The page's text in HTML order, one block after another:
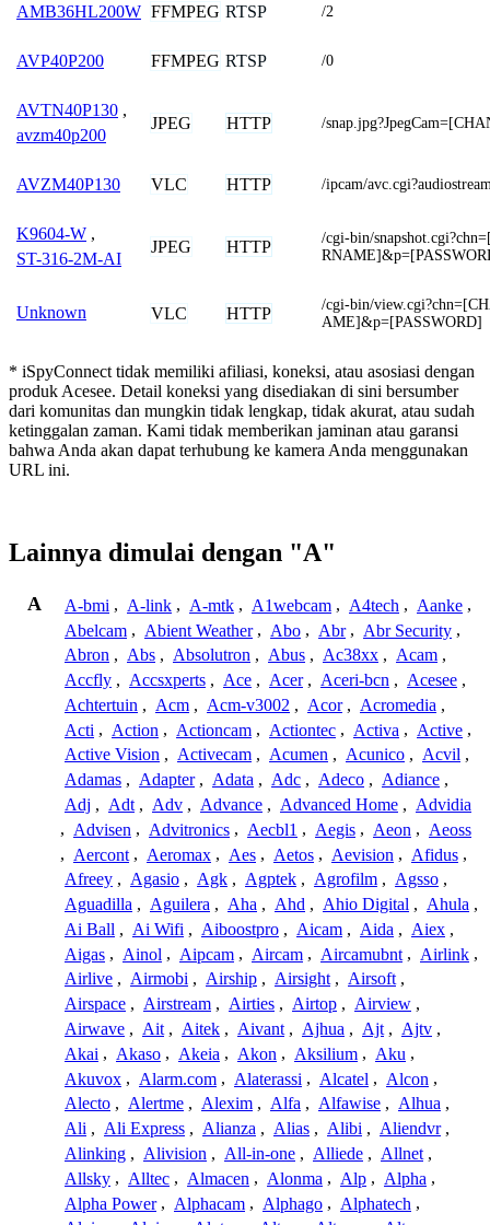
AMB36HL200W FFMPEG RTSP /2
AVP40P200 FFMPEG RTSP /0
AVTN40P130 ,
avzm40p200
JPEG HTTP /
AVZM40P130 VLC HTTP /ipcam/
K9604-W ,
ST-316-2M-AI
JPEG HTTP
/cgi-bin/
Unknown VLC HTTP
/cgi-bin/
AME]&p=[PASSWORD]
* iSpyConnect tidak memiliki afiliasi, koneksi, atau asosiasi dengan
produk Acesee. Detail koneksi yang disediakan di sini bersumber
dari komunitas dan mungkin tidak lengkap, tidak akurat, atau sudah
ketinggalan zaman. Kami tidak memberikan jaminan atau garansi
bahwa Anda akan dapat terhubung ke kamera Anda menggunakan
URL ini.
Lainnya dimulai dengan "A"
A A-bmi , A-link , A-mtk , A1webcam , A4tech , Aanke ,
Abelcam , Abient Weather , Abo , Abr , Abr Security ,
Abron , Abs , Absolutron , Abus , Ac38xx , Acam ,
Accfly , Accsxperts , Ace , Acer , Aceri-bcn , Acesee ,
Achtertuin , Acm , Acm-v3002 , Acor , Acromedia ,
Acti , Action , Actioncam , Actiontec , Activa , Active ,
Active Vision , Activecam , Acumen , Acunico , Acvil ,
Adamas , Adapter , Adata , Adc , Adeco , Adiance ,
Adj , Adt , Adv , Advance , Advanced Home , Advidia
, Advisen , Advitronics , Aecbl1 , Aegis , Aeon , Aeoss
, Aercont , Aeromax , Aes , Aetos , Aevision , Afidus ,
Afreey , Agasio , Agk , Agptek , Agrofilm , Agsso ,
Aguadilla , Aguilera , Aha , Ahd , Ahio Digital , Ahula ,
Ai Ball , Ai Wifi , Aiboostpro , Aicam , Aida , Aiex ,
Aigas , Ainol , Aipcam , Aircam , Aircamubnt , Airlink ,
Airlive , Airmobi , Airship , Airsight , Airsoft ,
Airspace , Airstream , Airties , Airtop , Airview ,
Airwave , Ait , Aitek , Aivant , Ajhua , Ajt , Ajtv ,
Akai , Akaso , Akeia , Akon , Aksilium , Aku ,
Akuvox , Alarm.com , Alaterassi , Alcatel , Alcon ,
Alecto , Alertme , Alexim , Alfa , Alfawise , Alhua ,
Ali , Ali Express , Alianza , Alias , Alibi , Aliendvr ,
Alinking , Alivision , All-in-one , Alliede , Allnet ,
Allsky , Alltec , Almacen , Alonma , Alp , Alpha ,
Alpha Power , Alphacam , Alphago , Alphatech ,